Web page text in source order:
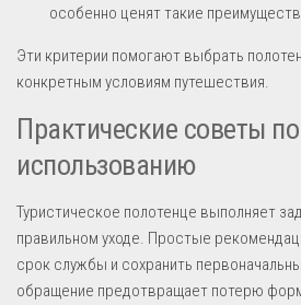
особенно ценят такие
Эти критерии помогают выбрать
конкретным условиям путешествия.
Практические советы по
использованию
Туристическое полотенце выполняет
правильном уходе. Простые
срок службы и сохранить
обращение предотвращает потерю